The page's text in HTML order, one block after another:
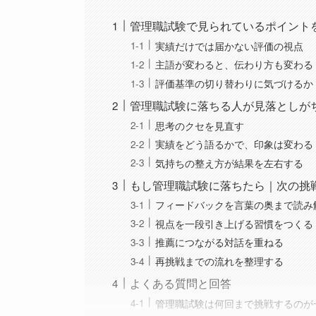
管理職試験で見られているポイント
実績だけでは届かない評価の視点
主語が変わると、伝わり方も変わる
評価基準の切り替わりに気づけるか
管理職試験に落ちる人が見落とし
思考のクセを見直す
実績をどう語るかで、印象は変わる
気持ちの整え方が結果を左右する
もし管理職試験に落ちたら｜次の
フィードバックを言葉の奥まで読
視点を一段引き上げる習慣をつくる
推薦につながる対話を重ねる
再挑戦までの流れを整理する
よくある質問と回答
管理職試験は何回まで挑戦するの